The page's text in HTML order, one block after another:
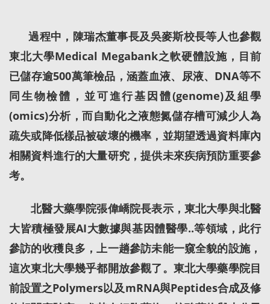
過程中，陳瑞杰董事長及吳麥斯校長等人也參觀
東北大學Medical Megabank之軟硬體設施，目前
已儲存逾500萬筆檢品，涵蓋血液、尿液、DNA等不
同生物檢體，並可進行基因體(genome)及組學
(omics)分析，而自動化之液態氮儲存槽可減少人為
疏失或降低樣品被破壞的機率，並期望透過資料庫內
相關資料進行的大量研究，提供未來疾病預防重要參
考。
北醫大藥學院張偉嶠院長表示，東北大學與北醫
大皆積極發展AI大數據與基因體醫學..等領域，此行
參訪的收穫良多，上一趟參訪未能一窺全貌的設施，
這次東北大學幾乎都開放參觀了。東北大學藥學院目
前設置之Polymers以及mRNA與Peptides合成及修